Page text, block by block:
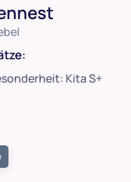
Kita S+